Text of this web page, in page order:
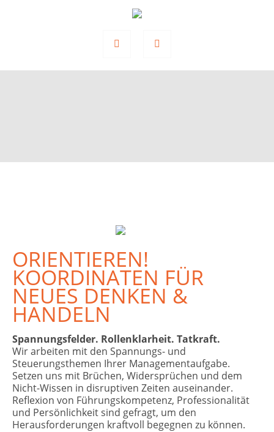
ORIENTIEREN!
KOORDINATEN FÜR
NEUES DENKEN &
HANDELN
Spannungsfelder. Rollenklarheit. Tatkraft.
Wir arbeiten mit den Spannungs- und
Steuerungsthemen Ihrer Managementaufgabe.
Setzen uns mit Brüchen, Widersprüchen und dem
Nicht-Wissen in disruptiven Zeiten auseinander.
Reflexion von Führungskompetenz, Professionalität
und Persönlichkeit sind gefragt, um den
Herausforderungen kraftvoll begegnen zu können.